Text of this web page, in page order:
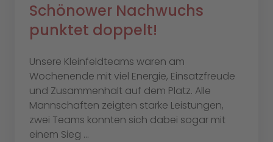
Schönower Nachwuchs
punktet doppelt!
Unsere Kleinfeldteams waren am
Wochenende mit viel Energie, Einsatzfreude
und Zusammenhalt auf dem Platz. Alle
Mannschaften zeigten starke Leistungen,
zwei Teams konnten sich dabei sogar mit
einem Sieg ...